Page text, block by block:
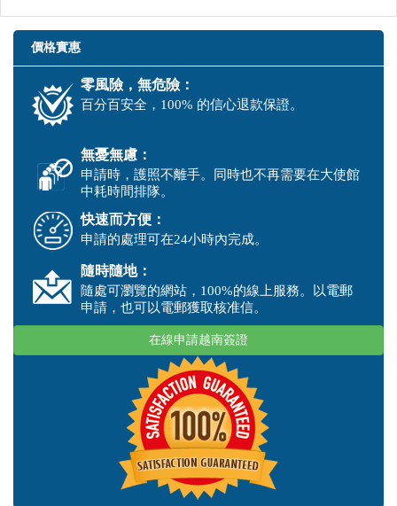
價格實惠
零風險，無危險：
百分百安全，100% 的信心退款保證。
無憂無慮：
申請時，護照不離手。同時也不再需要在大使館
中耗時間排隊。
快速而方便：
申請的處理可在24小時內完成。
隨時隨地：
隨處可瀏覽的網站，100%的線上服務。以電郵
申請，也可以電郵獲取核准信。
在線申請越南簽證